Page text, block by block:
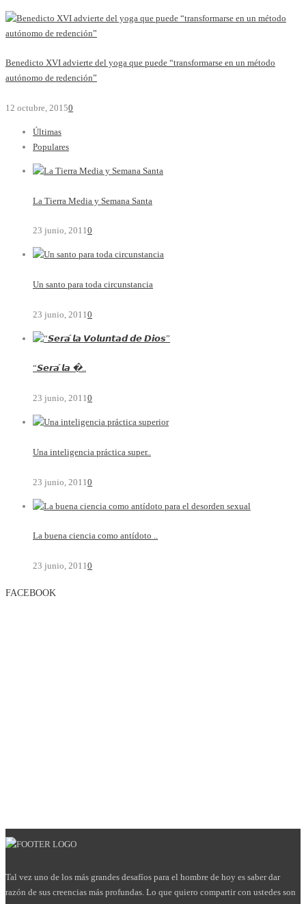
Benedicto XVI advierte del yoga que puede “transformarse en un método
autónomo de redención”
12 octubre, 20150
Últimas
Populares
La Tierra Media y Semana Santa
23 junio, 20110
Un santo para toda circunstancia
23 junio, 2011 0
“𝙎𝙚𝙧𝙖́ 𝙡𝙖 �..
23 junio, 20110
Una inteligencia práctica super..
23 junio, 2011 0
La buena ciencia como antídoto ..
23 junio, 2011 0
FACEBOOK
Tal vez uno de los más grandes desafíos para el hombre de hoy es saber dar
razón de sus creencias más profundas. Lo que quiero compartir con ustedes son